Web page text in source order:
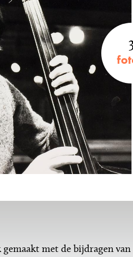
met de bijdragen van